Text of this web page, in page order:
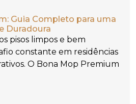
Guia Completo para uma
Duradoura
pisos limpos e bem
constante em residências
O Bona Mop Premium